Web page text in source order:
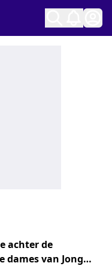
achter de
dames van Jong